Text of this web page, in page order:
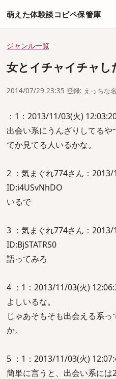
萌えた体験談コピペ保管庫
ジャンル一覧
女とイチャイチャし
2014/07/29 23:35 登録: えっちな
：1：2013/11/03(火)
出会い系にうんざりしてるや
てか見てる人いるかな。
2 ：気まぐれ774さん：
ID:i4USvNhDO
いるで
3 ：気まぐれ774さん：2013/
ID:BjSTATRS0
語ってみろ
4 ：1：2013/11/03(火)
よしいるな。
じゃあそもそも出会える系
か。
5 ：1：2013/11/03(火)
簡単に言うと、出会い系には2